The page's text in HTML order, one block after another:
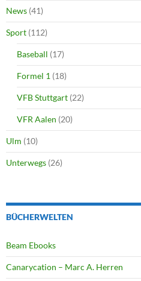
News (41)
Sport (112)
Baseball (17)
Formel 1 (18)
VFB Stuttgart (22)
VFR Aalen (20)
Ulm (10)
Unterwegs (26)
BÜCHERWELTEN
Beam Ebooks
Canarycation – Marc A. Herren